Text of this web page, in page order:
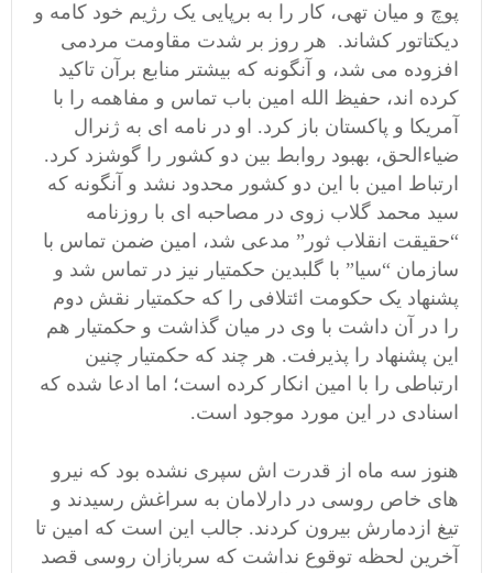
پوچ و میان تهی، کار را به برپایی یک رژیم خود کامه و
دیکتاتور کشاند. هر روز بر شدت مقاومت مردمی
افزوده می شد، و آنگونه که بیشتر منابع برآن تاکید
کرده اند، حفیظ الله امین باب تماس و مفاهمه را با
آمریکا و پاکستان باز کرد. او در نامه ای به ژنرال
ضیاءالحق، بهبود روابط بین دو کشور را گوشزد کرد.
ارتباط امین با این دو کشور محدود نشد و آنگونه که
سید محمد گلاب زوی در مصاحبه ای با روزنامه
“حقیقت انقلاب ثور” مدعی شد، امین ضمن تماس با
سازمان “سیا” با گلبدین حکمتیار نیز در تماس شد و
پشنهاد یک حکومت ائتلافی را که حکمتیار نقش دوم
را در آن داشت با وی در میان گذاشت و حکمتیار هم
این پشنهاد را پذیرفت. هر چند که حکمتیار چنین
ارتباطی را با امین انکار کرده است؛ اما ادعا شده که
اسنادی در این مورد موجود است.
هنوز سه ماه از قدرت اش سپری نشده بود که نیرو
های خاص روسی در دارلامان به سراغش رسیدند و
تیغ ازدمارش بیرون کردند. جالب این است که امین تا
آخرین لحظه توقوع نداشت که سربازان روسی قصد